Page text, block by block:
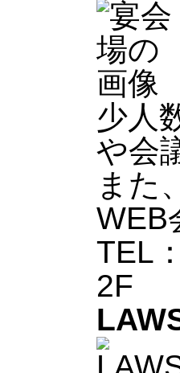
少人
や会
また
WEB
TEL
2F